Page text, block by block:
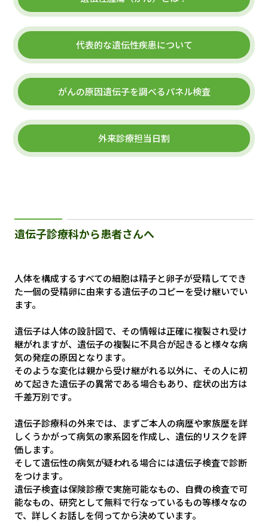
代表的な遺伝性疾患について
がんの原因遺伝子を調べるパネル検査
外来診療担当日割
遺伝子診療科から患者さんへ
人体を構成するすべての細胞は精子と卵子が受精してでき
た一個の受精卵に由来する遺伝子のコピーを受け継いでい
ます。
遺伝子は人体の設計図で、その情報は正確に複製され受け
継がれますが、遺伝子の複製に不具合が起きると様々な病
気の発症の原因となります。
そのような変化は親から受け継がれる以外に、その人に初
めて起きた遺伝子の異常である場合もあり、症状の出方は
千差万別です。
遺伝子診療科の外来では、まずご本人の病歴や家族歴を詳
しくうかがって病気の家系図を作成し、遺伝的リスクを評
価します。
そして遺伝性の病気が疑われる場合には遺伝子検査で診断
をつけます。
遺伝子検査は保険診療で実施可能なもの、自費の検査で可
能なもの、研究として無料で行なっているもの等様々なの
で、詳しくお話しを伺ってから決めています。